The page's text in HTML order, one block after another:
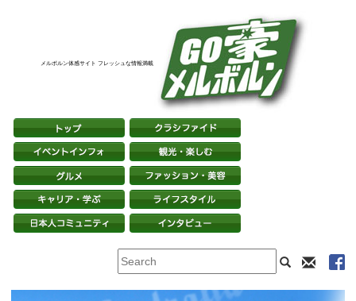
メルボルン体感サイト フレッシュな情報満載